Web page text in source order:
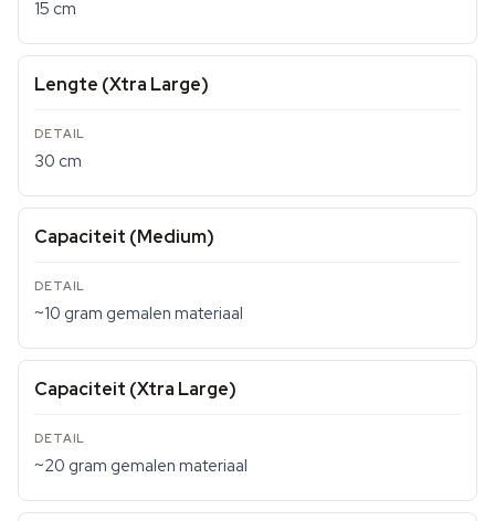
15 cm
Lengte (Xtra Large)
30 cm
Capaciteit (Medium)
~10 gram gemalen materiaal
Capaciteit (Xtra Large)
~20 gram gemalen materiaal